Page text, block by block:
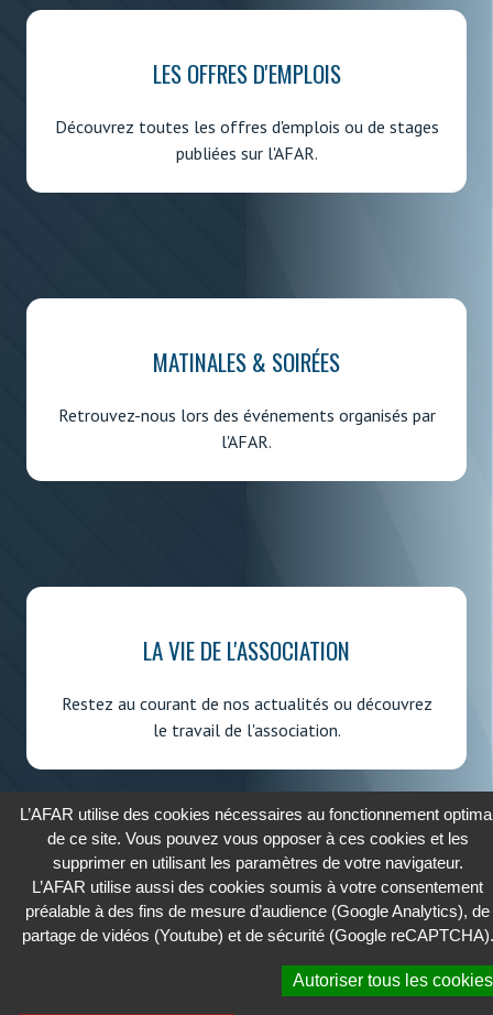
LES OFFRES D'EMPLOIS
Découvrez toutes les offres d'emplois ou de stages
publiées sur l'AFAR.
MATINALES & SOIRÉES
Retrouvez-nous lors des événements organisés par
l'AFAR.
LA VIE DE L'ASSOCIATION
Restez au courant de nos actualités ou découvrez
le travail de l'association.
2026 - AFAR
ASSOCIATION FRANÇAISE DES AFFAIRES RÉGLEMENTAIRES
Confidentialité
L’AFAR utilise des cookies nécessaires au fonctionnement
de ce site. Vous pouvez vous opposer à ces cookies et les
supprimer en utilisant les paramètres de votre navigateur.
L’AFAR utilise aussi des cookies soumis à votre consentement
préalable à des fins de mesure d’audience (Google Analytics), de
partage de vidéos (Youtube) et de sécurité (Google reCAPTCHA).
Autoriser tous les cookies